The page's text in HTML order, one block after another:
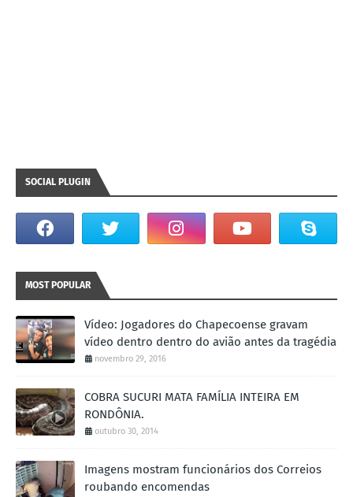
SOCIAL PLUGIN
MOST POPULAR
Vídeo: Jogadores do Chapecoense gravam
vídeo dentro dentro do avião antes da tragédia
novembro 29, 2016
COBRA SUCURI MATA FAMÍLIA INTEIRA EM
RONDÔNIA.
outubro 30, 2014
Imagens mostram funcionários dos Correios
roubando encomendas